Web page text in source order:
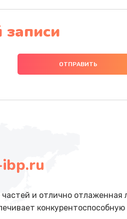
и отлично отлаженная
конкурентоспособную